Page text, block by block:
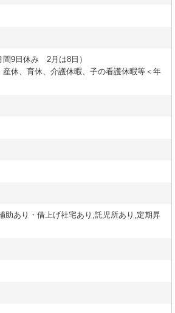
9日休み 2月は8日）
休、育休、介護休暇、子の看護休暇等＜年
助あり・借上げ社宅あり,託児所あり,定期昇